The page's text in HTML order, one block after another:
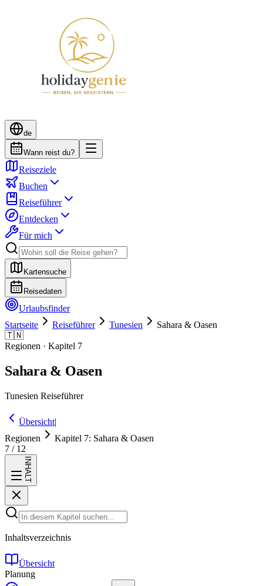
de
Wann reist du?
Reiseziele
Buchen
Reiseführer
Entdecken
Für mich
Kartensuche
Reisedaten
Urlaubsfinder
Startseite
Reiseführer Tunesien
Sahara & Oasen
🇹🇳
Regionen · Kapitel 7
Sahara & Oasen
Tunesien Reiseführer
Übersicht|
Regionen
Kapitel 7: Sahara & Oasen
7 / 12
INHALT
Inhaltsverzeichnis
Übersicht
Planung